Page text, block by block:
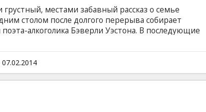
местами забавный рассказ о семье
столом после долгого перерыва собирает
алкоголика Бэверли Уэстона. В последующие
один конфликт за другим, а ситауцию тем паче
Уже известная латвийскому театральному зрителю
пьесы драматурга Трэйси Леттса,